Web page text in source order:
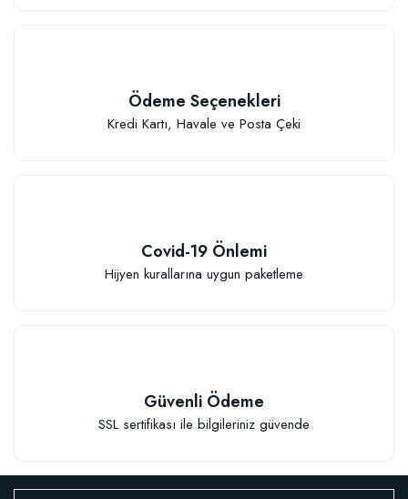
Sepete Ekle
Ödeme Seçenekleri
Kredi Kartı, Havale ve Posta Çeki
Covid-19 Önlemi
Hijyen kurallarına uygun paketleme
Güvenli Ödeme
SSL sertifikası ile bilgileriniz güvende